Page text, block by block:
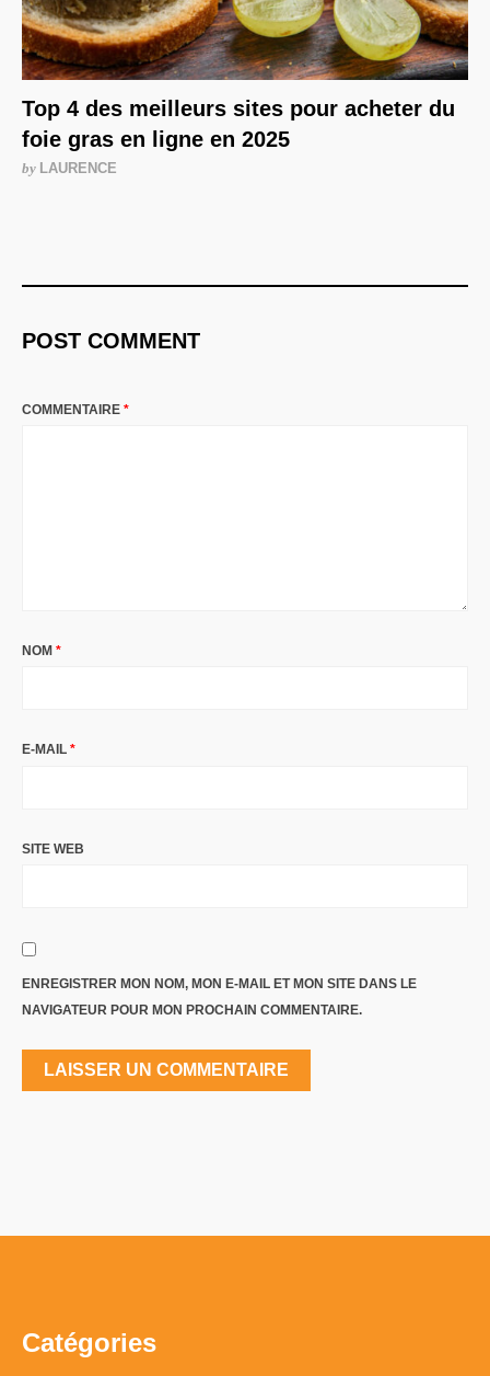
Top 4 des meilleurs sites pour acheter du
foie gras en ligne en 2025
by LAURENCE
POST COMMENT
COMMENTAIRE *
NOM *
E-MAIL *
SITE WEB
ENREGISTRER MON NOM, MON E-MAIL ET MON SITE DANS LE
NAVIGATEUR POUR MON PROCHAIN COMMENTAIRE.
Catégories